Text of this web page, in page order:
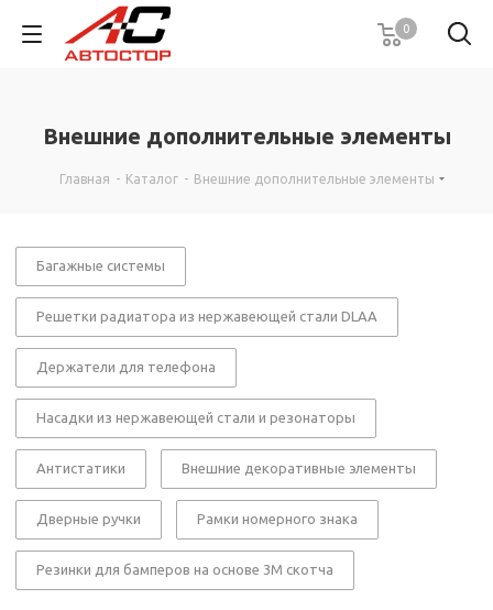
0
Внешние дополнительные элементы
Главная - Каталог - Внешние дополнительные элементы
Багажные системы
Решетки радиатора из нержавеющей стали DLAA
Держатели для телефона
Насадки из нержавеющей стали и резонаторы
Антистатики Внешние декоративные элементы
Дверные ручки Рамки номерного знака
Резинки для бамперов на основе 3М скотча